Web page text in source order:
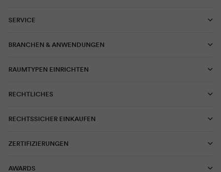
SERVICE
BRANCHEN & ANWENDUNGEN
RAUMTYPEN EINRICHTEN
RECHTLICHES
RECHTSSICHER EINKAUFEN
ZERTIFIZIERUNGEN
AWARDS